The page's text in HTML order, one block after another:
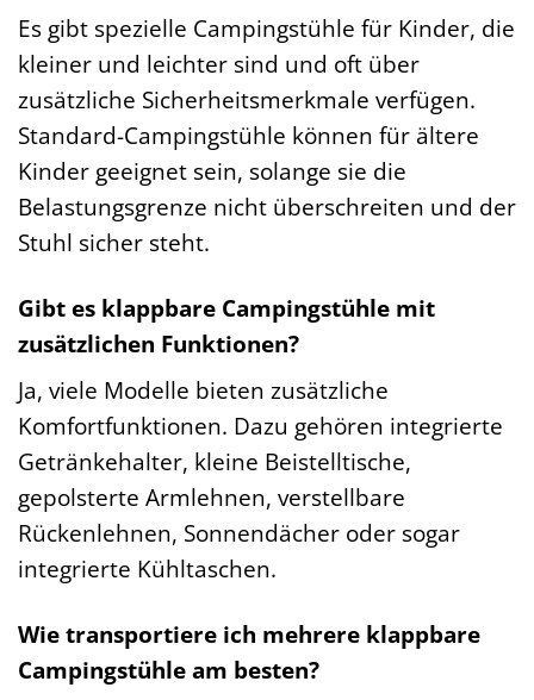
Es gibt spezielle Campingstühle für Kinder, die
kleiner und leichter sind und oft über
zusätzliche Sicherheitsmerkmale verfügen.
Standard-Campingstühle können für ältere
Kinder geeignet sein, solange sie die
Belastungsgrenze nicht überschreiten und der
Stuhl sicher steht.
Gibt es klappbare Campingstühle mit
zusätzlichen Funktionen?
Ja, viele Modelle bieten zusätzliche
Komfortfunktionen. Dazu gehören integrierte
Getränkehalter, kleine Beistelltische,
gepolsterte Armlehnen, verstellbare
Rückenlehnen, Sonnendächer oder sogar
integrierte Kühltaschen.
Wie transportiere ich mehrere klappbare
Campingstühle am besten?